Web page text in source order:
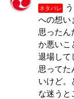
ネタバレ
への想い
思ったん
か悪いこ
退場して
思ってた
いけど。
な迷うと